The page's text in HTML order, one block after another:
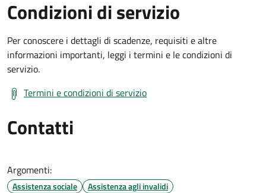
Condizioni di servizio
Per conoscere i dettagli di scadenze, requisiti e altre
informazioni importanti, leggi i termini e le condizioni di
servizio.
Termini e condizioni di servizio
Contatti
Argomenti:
Assistenza sociale Assistenza agli invalidi